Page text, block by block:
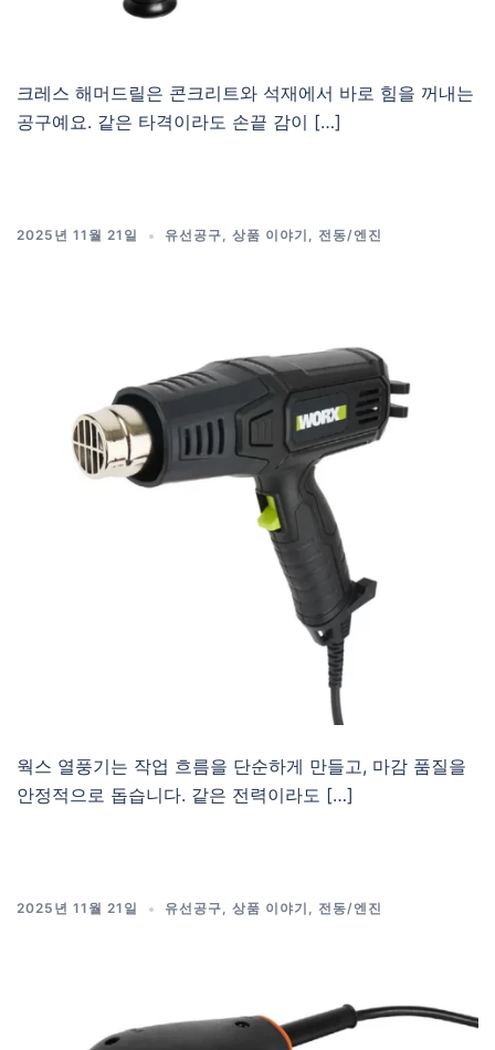
크레스 해머드릴은 콘크리트와 석재에서 바로 힘을 꺼내는
공구예요. 같은 타격이라도 손끝 감이 […]
2025년 11월 21일 유선공구, 상품 이야기 , 전동/엔진
웍스 열풍기는 작업 흐름을 단순하게 만들고, 마감 품질을
안정적으로 돕습니다. 같은 전력이라도 […]
2025년 11월 21일 유선공구, 상품 이야기 , 전동/엔진